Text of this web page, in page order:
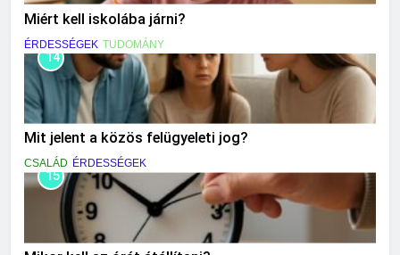
Miért kell iskolába járni?
ÉRDESSÉGEK TUDOMÁNY
14
Mit jelent a közös felügyeleti jog?
CSALÁD ÉRDESSÉGEK
15